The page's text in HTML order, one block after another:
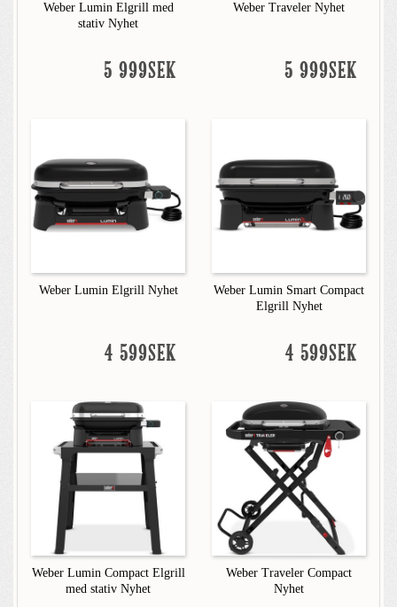
Weber Lumin Elgrill med
stativ Nyhet
5 999SEK
Weber Traveler Nyhet
5 999SEK
Weber Lumin Elgrill Nyhet
4 599SEK
Weber Lumin Smart Compact
Elgrill Nyhet
4 599SEK
Weber Lumin Compact Elgrill
med stativ Nyhet
Weber Traveler Compact
Nyhet